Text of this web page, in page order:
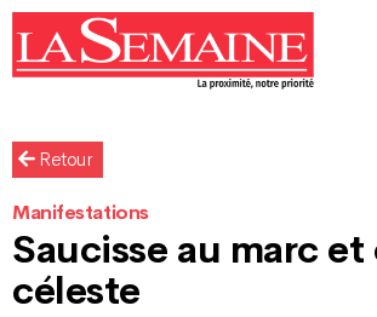
Retour
Manifestations
Saucisse au marc
céleste